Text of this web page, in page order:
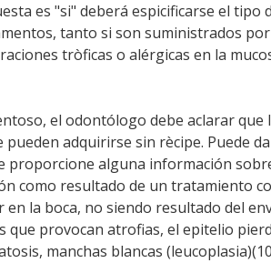
es "si" deberá espicificarse el tipo
tanto si son suministrados
tròficas o alérgicas en la
el odontólogo debe aclarar que
adquirirse sin rècipe. Puede
proporcione alguna información
como resultado de un tratamiento
la boca, no siendo resultado del
que provocan atrofias, el epitelio
manchas blancas